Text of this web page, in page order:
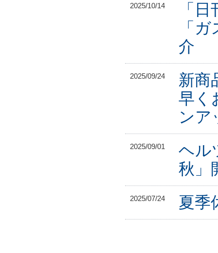
2025/10/14
「
「
介
2025/09/24
新商
早く
ンア
2025/09/01
ヘル
秋」
2025/07/24 夏季